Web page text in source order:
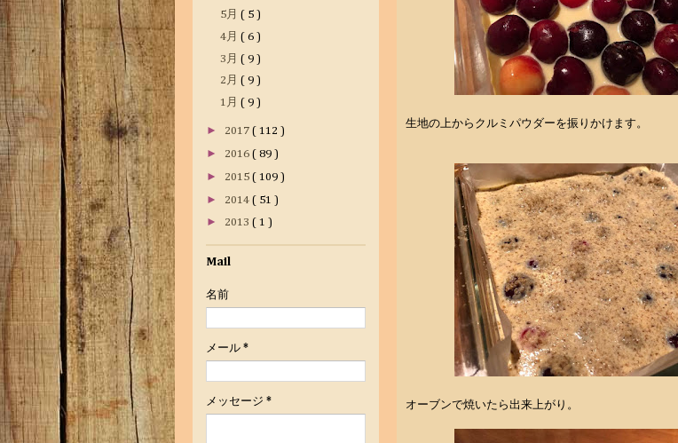
生地の上からクルミパウダーを振りかけます。
オーブンで焼いたら出来上がり。
5月 ( 5 )
4月 ( 6 )
3月 ( 9 )
2月 ( 9 )
1月 ( 9 )
► 2017 ( 112 )
► 2016 ( 89 )
► 2015 ( 109 )
► 2014 ( 51 )
► 2013 ( 1 )
Mail
名前
メール *
メッセージ *